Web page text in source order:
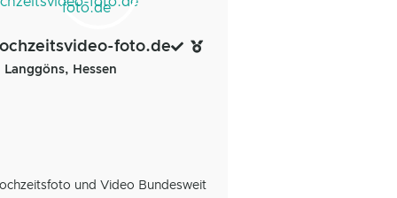
foto.de
Langgöns, Hessen
und Video Bundesweit